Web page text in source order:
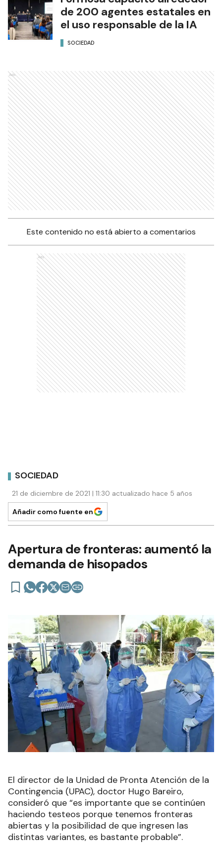
de 200 agentes estatales en
el uso responsable de la IA
SOCIEDAD
Ads
Este contenido no está abierto a comentarios
Ads
SOCIEDAD
21 de diciembre de 2021 | 11:30 actualizado hace 5 años
Añadir como fuente en
Apertura de fronteras: aumentó la
demanda de hisopados
El director de la Unidad de Pronta Atención de la
Contingencia (UPAC), doctor Hugo Bareiro,
consideró que “es importante que se continúen
haciendo testeos porque tenemos fronteras
abiertas y la posibilidad de que ingresen las
distintas variantes, es bastante probable”.